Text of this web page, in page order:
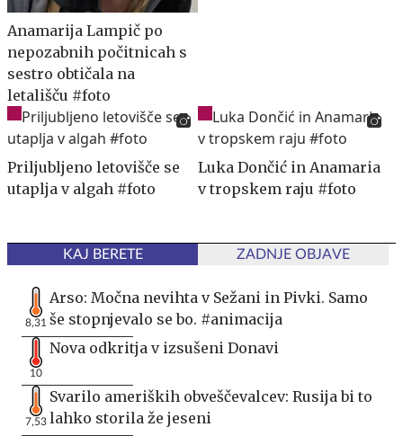
Anamarija Lampič po
nepozabnih počitnicah s
sestro obtičala na
letališču #foto
Priljubljeno letovišče se
utaplja v algah #foto
Luka Dončić in Anamaria
v tropskem raju #foto
KAJ BERETE ZADNJE OBJAVE
8,31
Arso: Močna nevihta v Sežani in Pivki. Samo
še stopnjevalo se bo. #animacija
10
Nova odkritja v izsušeni Donavi
7,53
Svarilo ameriških obveščevalcev: Rusija bi to
lahko storila že jeseni